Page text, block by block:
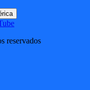
reservados